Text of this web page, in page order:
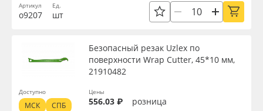
Артикул
о9207
Ед.
шт
Безопасный резак Uzlex по
поверхности Wrap Cutter, 45*10 мм,
21910482
Цены
556.03 ₽ розница
Доступно
МСК
СПБ